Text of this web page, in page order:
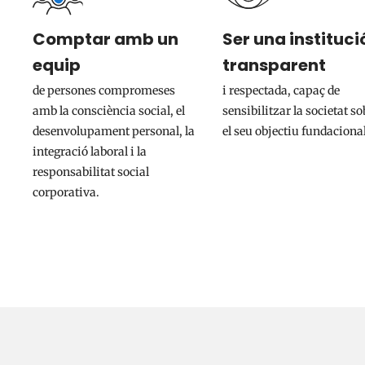
Comptar amb un
equip
de persones compromeses
amb la consciència social, el
desenvolupament personal, la
integració laboral i la
responsabilitat social
corporativa.
Ser una
transparent
i respectada, capaç de
sensibilitzar la societat
el seu objectiu